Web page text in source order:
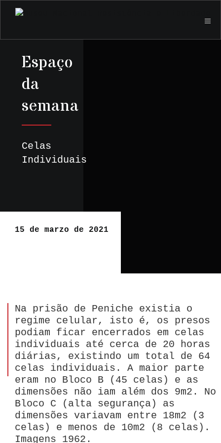
Espaço
da
semana
Celas
Individuais
15 de marzo de 2021
Na prisão de Peniche existia o
regime celular, isto é, os presos
podiam ficar encerrados em celas
individuais até cerca de 20 horas
diárias, existindo um total de 64
celas individuais. A maior parte
eram no Bloco B (45 celas) e as
dimensões não iam além dos 9m2. No
Bloco C (alta segurança) as
dimensões variavam entre 18m2 (3
celas) e menos de 10m2 (8 celas).
Imagens 1962.